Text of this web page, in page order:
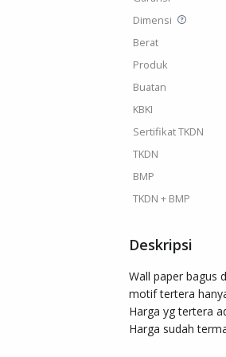
Dimensi
Berat
Produk
Buatan
KBKI
Sertifikat TKDN
TKDN
BMP
TKDN + BMP
Deskripsi
Wall paper bagus
motif tertera
Harga yg tertera
Harga sudah